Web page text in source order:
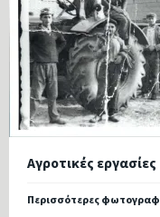
Αγροτικές εργασίες
Περισσότερες